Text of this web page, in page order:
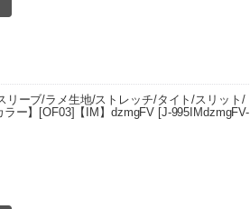
ーブ/ラメ生地/ストレッチ/タイト/スリット/
ー】[OF03]【IM】dzmgFV [J-995IMdzmgFV-